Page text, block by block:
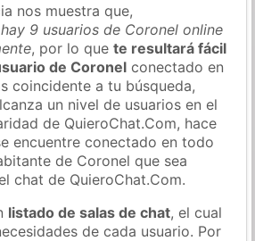
nos muestra que,
hay 9 usuarios de Coronel online
, por lo quete resultará fácil
de Coronel conectado en
coincidente a tu búsqueda,
un nivel de usuarios en el
de QuieroChat.Com, hace
encuentre conectado en todo
de Coronel que sea
chat de QuieroChat.Com.
listado de salas de chat, el cual
de cada usuario. Por